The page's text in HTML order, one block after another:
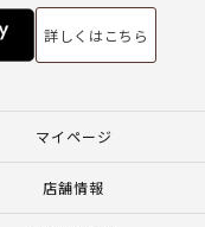
詳しくはこちら
マイページ
店舗情報